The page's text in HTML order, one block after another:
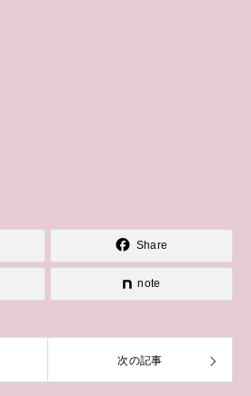
Share
note
次の記事